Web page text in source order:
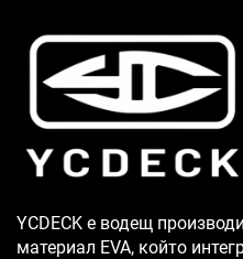
YCDECK е водещ
материал EVA, който